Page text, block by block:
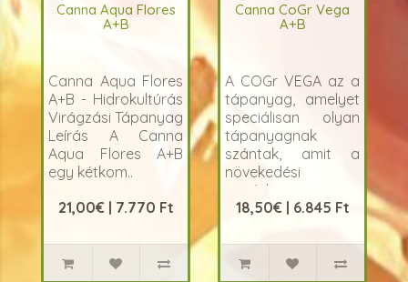
Canna Aqua Flores
A+B
Canna Aqua Flores
A+B - Hidrokultúrás
Virágzási Tápanyag
Leírás A Canna
Aqua Flores A+B
egy kétkom..
21,00€ | 7.770 Ft
Canna CoGr Vega
A+B
A COGr VEGA az a
tápanyag, amelyet
speciálisan olyan
tápanyagnak
szántak, amit a
növekedési
periódus
folyam&aacut..
18,50€ | 6.845 Ft